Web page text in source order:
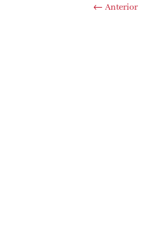
←Anterior